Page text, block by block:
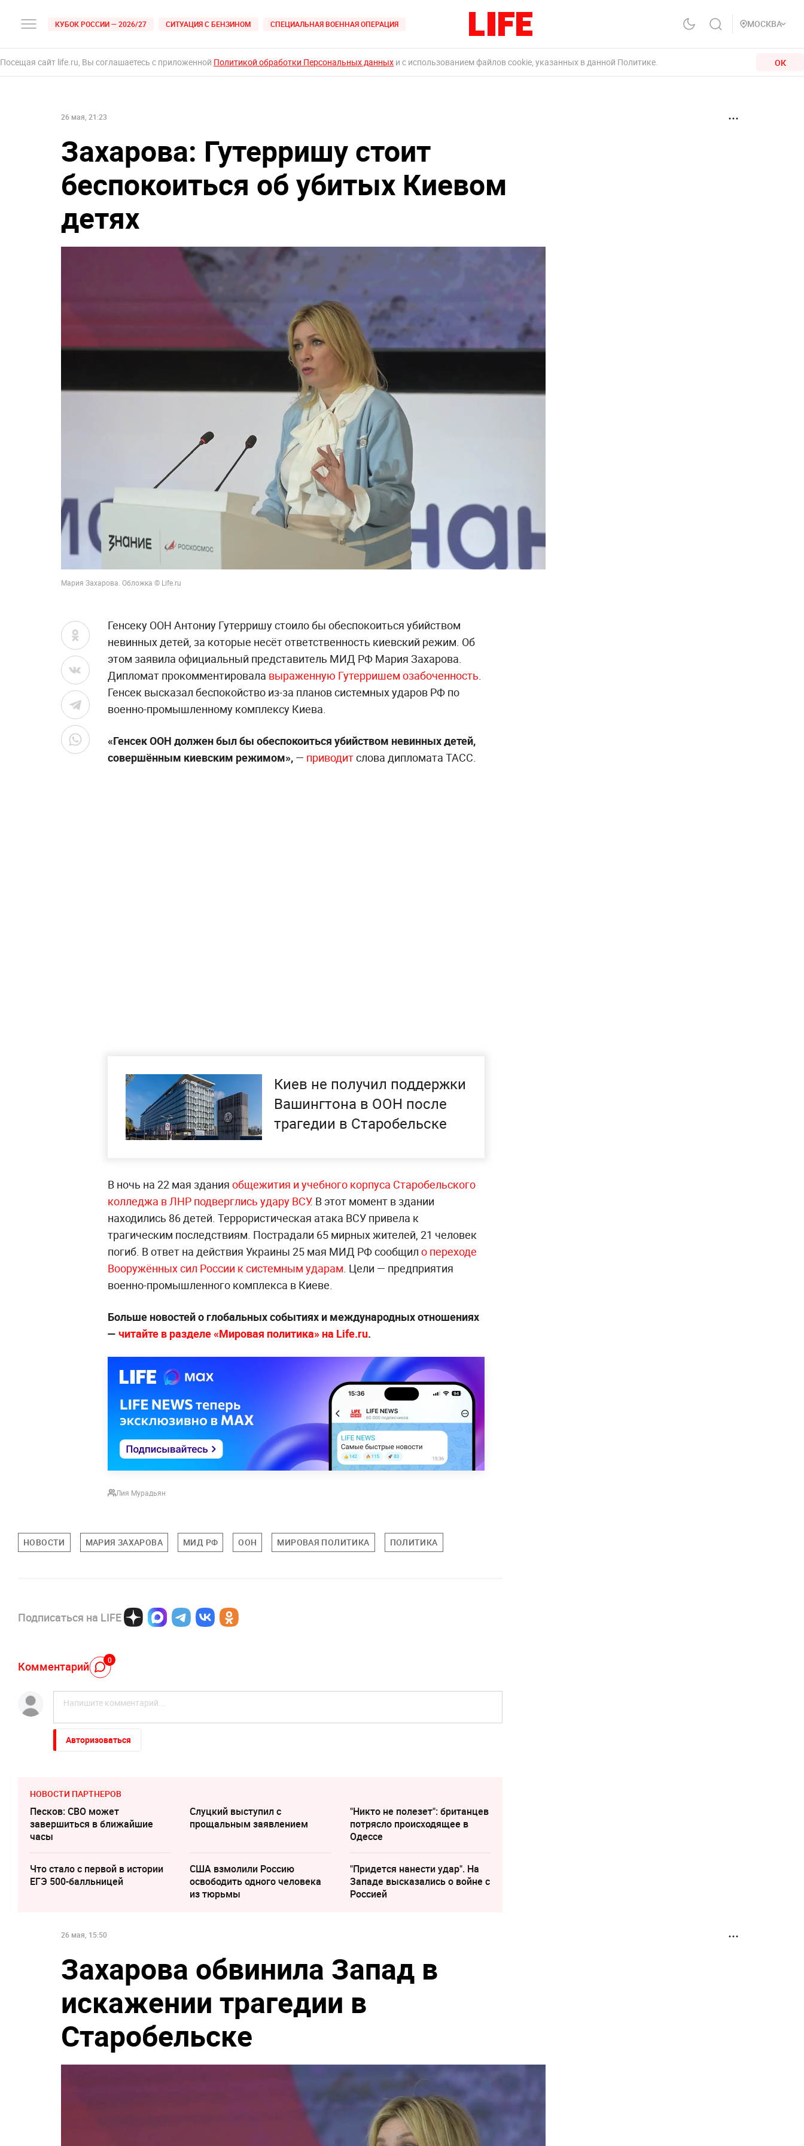
КУБОК РОССИИ — 2026/27 СИТУАЦИЯ С БЕНЗИНОМ СПЕЦИАЛЬНАЯ ВОЕННАЯ ОПЕРАЦИЯ МОСКВА
Посещая сайт life.ru, Вы соглашаетесь с приложенной Политикой обработки Персональных данных и с использованием файлов cookie, указанных в данной Политике. ОК
26 мая, 21:23
Захарова: Гутерришу стоит
беспокоиться об убитых Киевом
детях
Мария Захарова. Обложка © Life.ru
Генсеку ООН Антониу Гутерришу стоило бы обеспокоиться убийством
невинных детей, за которые несёт ответственность киевский режим. Об
этом заявила официальный представитель МИД РФ Мария Захарова.
Дипломат прокомментировала выраженную Гутерришем озабоченность.
Генсек высказал беспокойство из-за планов системных ударов РФ по
военно-промышленному комплексу Киева.
«Генсек ООН должен был бы обеспокоиться убийством невинных детей,
совершённым киевским режимом», — приводитслова дипломата ТАСС.
Киев не получил поддержки
Вашингтона в ООН после
трагедии в Старобельске
В ночь на 22 мая здания общежития и учебного корпуса Старобельского
колледжа в ЛНР подверглись удару ВСУ. В этот момент в здании
находились 86 детей. Террористическая атака ВСУ привела к
трагическим последствиям. Пострадали 65 мирных жителей, 21 человек
погиб. В ответ на действия Украины 25 мая МИД РФ сообщил о переходе
Вооружённых сил России к системным ударам. Цели — предприятия
военно-промышленного комплекса в Киеве.
Больше новостей о глобальных событиях и международных отношениях
— читайте в разделе «Мировая политика» на Life.ru.
Лия Мурадьян
НОВОСТИ МАРИЯ ЗАХАРОВА МИД РФ ООН МИРОВАЯ ПОЛИТИКА ПОЛИТИКА
Подписаться на LIFE
Комментарий 0
Авторизоваться
НОВОСТИ ПАРТНЕРОВ
Песков: СВО может
завершиться в ближайшие
часы
Слуцкий выступил с
прощальным заявлением
"Никто не полезет": британцев
потрясло происходящее в
Одессе
Что стало с первой в истории
ЕГЭ 500-балльницей
США взмолили Россию
освободить одного человека
из тюрьмы
"Придется нанести удар". На
Западе высказались о войне с
Россией
26 мая, 15:50
Захарова обвинила Запад в
искажении трагедии в
Старобельске